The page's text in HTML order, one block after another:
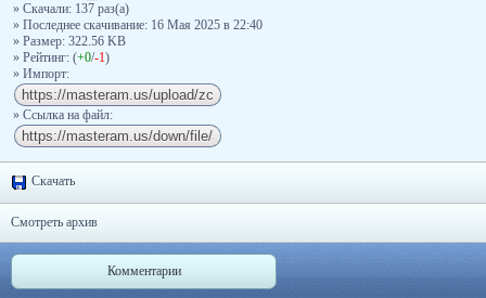
» Скачали: 137 раз(a)
» Последнее скачивание: 16 Мая 2025 в 22:40
» Размер: 322.56 KB
» Рейтинг: (+0/-1)
» Импорт:
» Ссылка на файл:
Скачать
Смотреть архив
Комментарии